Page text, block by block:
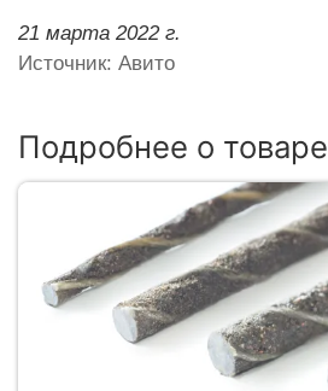
21 марта 2022 г.
Источник: Авито
Подробнее о товаре